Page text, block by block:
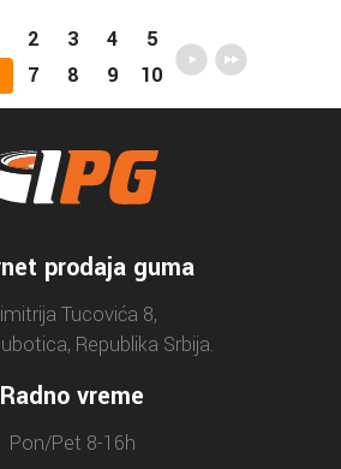
2 3 4
5
7 8 9 10
prodaja guma
Tucovića 8,
Republika Srbija.
Radno vreme
Pon/Pet 8-16h